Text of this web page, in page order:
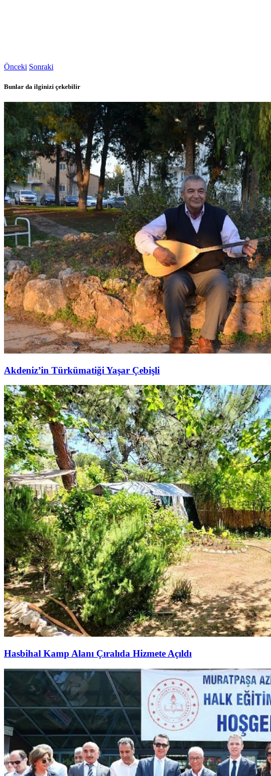
Önceki Sonraki
Bunlar da ilginizi çekebilir
Akdeniz’in Türkümatiği Yaşar Çebişli
Hasbihal Kamp Alanı Çıralıda Hizmete Açıldı